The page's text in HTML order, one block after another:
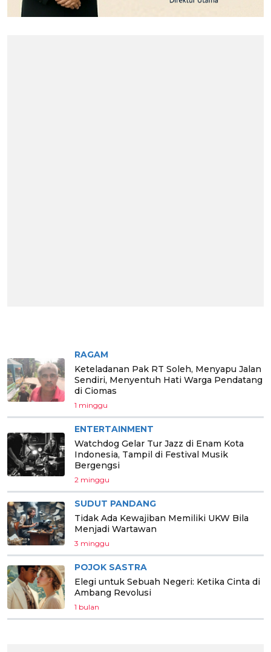
RAGAM
Keteladanan Pak RT Soleh, Menyapu Jalan
Sendiri, Menyentuh Hati Warga Pendatang
di Ciomas
1 minggu
ENTERTAINMENT
Watchdog Gelar Tur Jazz di Enam Kota
Indonesia, Tampil di Festival Musik
Bergengsi
2 minggu
SUDUT PANDANG
Tidak Ada Kewajiban Memiliki UKW Bila
Menjadi Wartawan
3 minggu
POJOK SASTRA
Elegi untuk Sebuah Negeri: Ketika Cinta di
Ambang Revolusi
1 bulan